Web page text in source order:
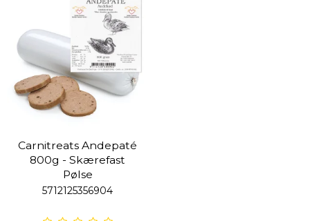
Carnitreats Andepaté
800g - Skærefast
Pølse
5712125356904